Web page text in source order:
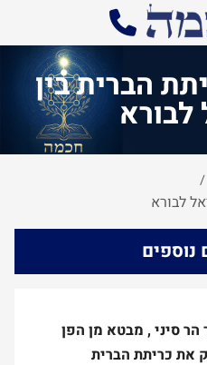
הברית בין
/
לבורא
נוספים
סיני , מבטא מן הפן
את כריתת הברית